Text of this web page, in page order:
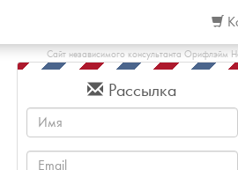
Сайт независимого консультанта Орифлэйм
Рассылка